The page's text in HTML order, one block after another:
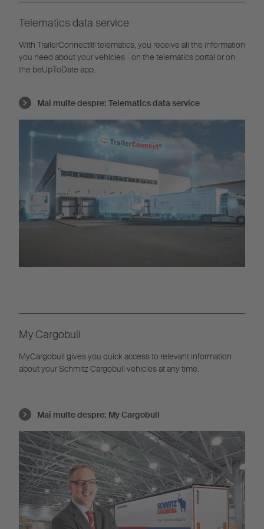
Telematics data service
With TrailerConnect® telematics, you receive all the information
you need about your vehicles - on the telematics portal or on
the beUpToDate app.
Mai multe despre: Telematics data service
My Cargobull
MyCargobull gives you quick access to relevant information
about your Schmitz Cargobull vehicles at any time.
Mai multe despre: My Cargobull